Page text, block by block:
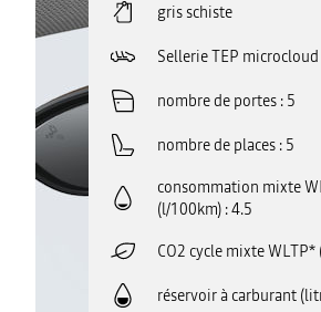
gris schiste
Sellerie TEP microcloud
nombre de portes 5
nombre de places 5
consommation mixte
(l/100km) 4.5
CO2 cycle mixte WLTP*
réservoir à carburant